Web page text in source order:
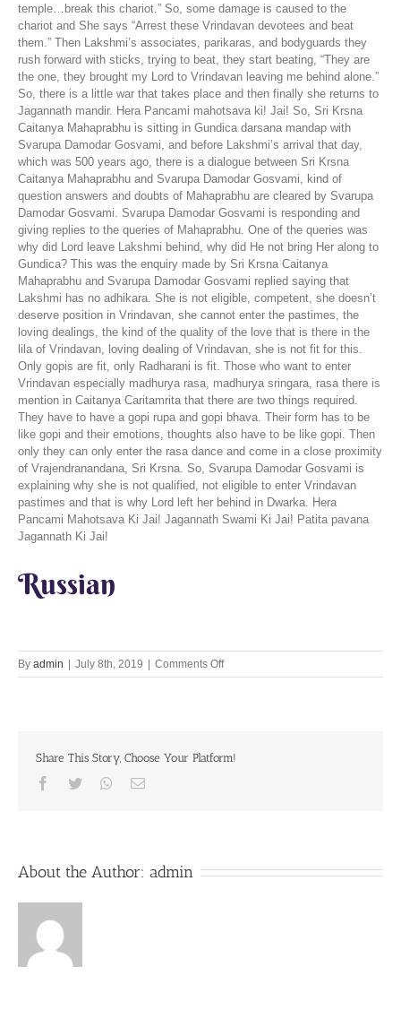
temple…break this chariot.” So, some damage is caused to the
chariot and She says “Arrest these Vrindavan devotees and beat
them.” Then Lakshmi’s associates, parikaras, and bodyguards they
rush forward with sticks, trying to beat, they start beating, “They are
the one, they brought my Lord to Vrindavan leaving me behind alone.”
So, there is a little war that takes place and then finally she returns to
Jagannath mandir. Hera Pancami mahotsava ki! Jai! So, Sri Krsna
Caitanya Mahaprabhu is sitting in Gundica darsana mandap with
Svarupa Damodar Gosvami, and before Lakshmi’s arrival that day,
which was 500 years ago, there is a dialogue between Sri Krsna
Caitanya Mahaprabhu and Svarupa Damodar Gosvami, kind of
question answers and doubts of Mahaprabhu are cleared by Svarupa
Damodar Gosvami. Svarupa Damodar Gosvami is responding and
giving replies to the queries of Mahaprabhu. One of the queries was
why did Lord leave Lakshmi behind, why did He not bring Her along to
Gundica? This was the enquiry made by Sri Krsna Caitanya
Mahaprabhu and Svarupa Damodar Gosvami replied saying that
Lakshmi has no adhikara. She is not eligible, competent, she doesn’t
deserve position in Vrindavan, she cannot enter the pastimes, the
loving dealings, the kind of the quality of the love that is there in the
lila of Vrindavan, loving dealing of Vrindavan, she is not fit for this.
Only gopis are fit, only Radharani is fit. Those who want to enter
Vrindavan especially madhurya rasa, madhurya sringara, rasa there is
mention in Caitanya Caritamrita that there are two things required.
They have to have a gopi rupa and gopi bhava. Their form has to be
like gopi and their emotions, thoughts also have to be like gopi. Then
only they can only enter the rasa dance and come in a close proximity
of Vrajendranandana, Sri Krsna. So, Svarupa Damodar Gosvami is
explaining why she is not qualified, not eligible to enter Vrindavan
pastimes and that is why Lord left her behind in Dwarka. Hera
Pancami Mahotsava Ki Jai! Jagannath Swami Ki Jai! Patita pavana
Jagannath Ki Jai!
Russian
By admin | July 8th, 2019 | Comments Offon
Lord
8th
Share This Story, Choose Your Platform!
Facebook
Twitter Whatsapp
Email
About the Author: admin